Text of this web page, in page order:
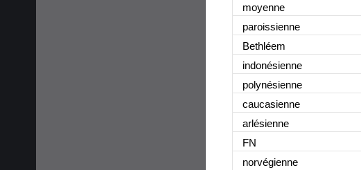
moyenne
paroissienne
Bethléem
indonésienne
polynésienne
caucasienne
arlésienne
FN
norvégienne